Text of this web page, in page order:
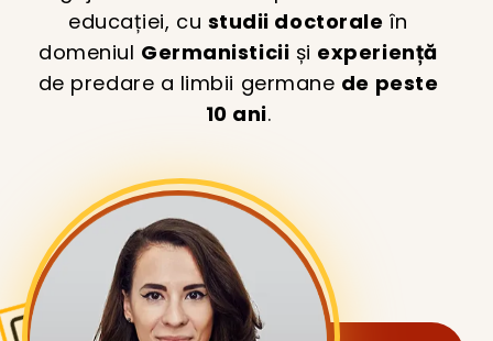
educației, cu studii doctorale în
domeniul Germanisticii și experiență
de predare a limbii germane de peste
10 ani.